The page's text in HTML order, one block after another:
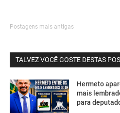
Postagens mais antigas
TALVEZ VOCÊ GOSTE DESTAS
Hermeto
mais
para